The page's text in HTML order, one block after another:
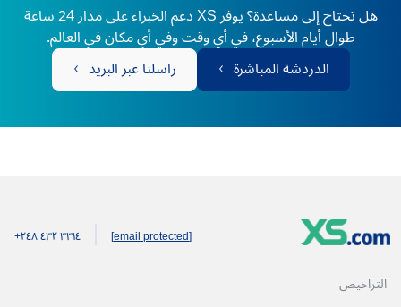
هل تحتاج إلى مساعدة؟ يوفر XS دعم الخبراء على مدار 24 ساعة
طوال أيام الأسبوع، في أي وقت وفي أي مكان في العالم.
الدردشة المباشرة
راسلنا عبر البريد
[email protected] +۲٤۸ ٤۳۲ ۳۳۱٤
التراخيص